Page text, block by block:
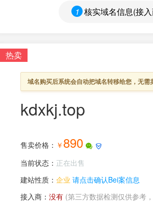
1 核实域名信息(接
热卖
域名购买后系统会自动把域名转移给您，无
kdxkj.top
售卖价格： ￥ 890
当前状态： 正在出售
建站性质： 企业 请点击确认Bei案信息
接入商： 没有 (第三方数据检测仅供参考